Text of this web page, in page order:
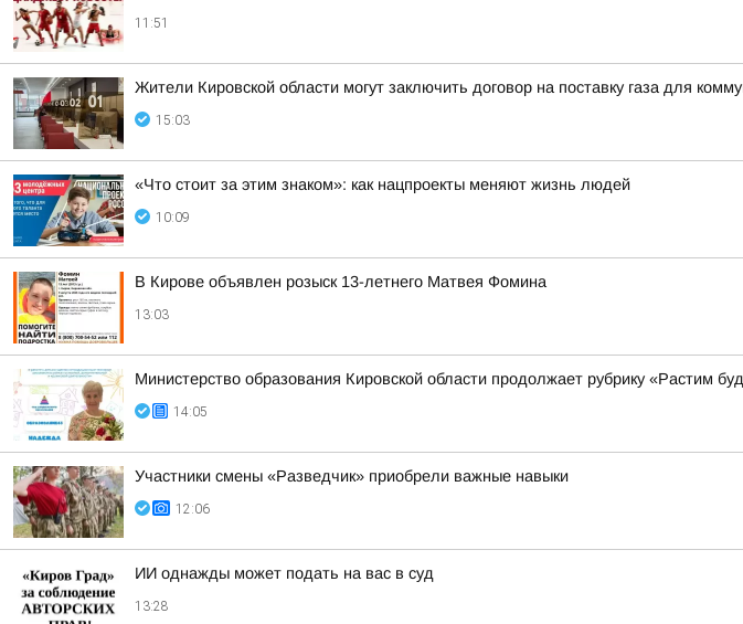
11:51
Жители Кировской области могут заключить договор на поставку газа для
15:03
«Что стоит за этим знаком»: как нацпроекты меняют жизнь людей
10:09
В Кирове объявлен розыск 13-летнего Матвея Фомина
13:03
Министерство образования Кировской области продолжает рубрику «Растим
14:05
Участники смены «Разведчик» приобрели важные навыки
12:06
ИИ однажды может подать на вас в суд
13:28